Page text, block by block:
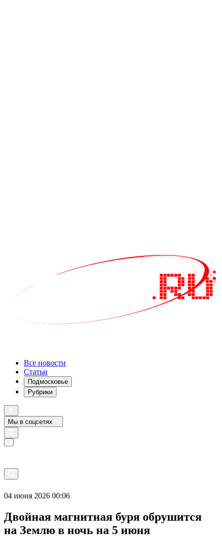
Все новости
Статьи
Подмосковье
Рубрики
Мы в соцсетях
04 июня 2026 00:06
Двойная магнитная буря обрушится
на Землю в ночь на 5 июня